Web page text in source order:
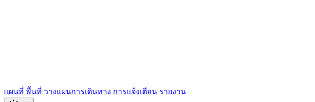
แผนที่ พื้นที่ วางแผนการเดินทาง การแจ้งเตือน รายงาน